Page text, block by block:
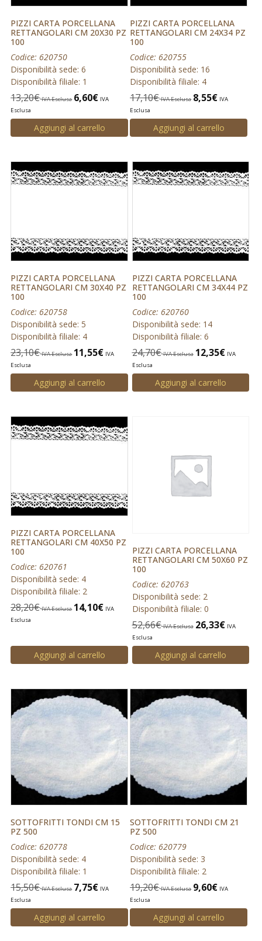
PIZZI CARTA PORCELLANA
RETTANGOLARI CM 20X30 PZ
100
Codice: 620750
Disponibilità sede: 6
Disponibilità filiale: 1
13,20€ IVA Esclusa 6,60€ IVA
Esclusa
Aggiungi al carrello
PIZZI CARTA PORCELLANA
RETTANGOLARI CM 24X34 PZ
100
Codice: 620755
Disponibilità sede: 16
Disponibilità filiale: 4
17,10€ IVA Esclusa 8,55€ IVA
Esclusa
Aggiungi al carrello
PIZZI CARTA PORCELLANA
RETTANGOLARI CM 30X40 PZ
100
Codice: 620758
Disponibilità sede: 5
Disponibilità filiale: 4
23,10€ IVA Esclusa 11,55€ IVA
Esclusa
Aggiungi al carrello
PIZZI CARTA PORCELLANA
RETTANGOLARI CM 34X44 PZ
100
Codice: 620760
Disponibilità sede: 14
Disponibilità filiale: 6
24,70€ IVA Esclusa 12,35€ IVA
Esclusa
Aggiungi al carrello
PIZZI CARTA PORCELLANA
RETTANGOLARI CM 40X50 PZ
100
Codice: 620761
Disponibilità sede: 4
Disponibilità filiale: 2
28,20€ IVA Esclusa 14,10€ IVA
Esclusa
Aggiungi al carrello
PIZZI CARTA PORCELLANA
RETTANGOLARI CM 50X60 PZ
100
Codice: 620763
Disponibilità sede: 2
Disponibilità filiale: 0
52,66€ IVA Esclusa 26,33€ IVA
Esclusa
Aggiungi al carrello
SOTTOFRITTI TONDI CM 15
PZ 500
Codice: 620778
Disponibilità sede: 4
Disponibilità filiale: 1
15,50€ IVA Esclusa 7,75€ IVA
Esclusa
Aggiungi al carrello
SOTTOFRITTI TONDI CM 21
PZ 500
Codice: 620779
Disponibilità sede: 3
Disponibilità filiale: 2
19,20€ IVA Esclusa 9,60€ IVA
Esclusa
Aggiungi al carrello